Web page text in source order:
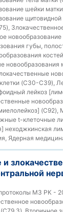
шейки
губы,
новообразования
(C30-C39),
лейкоз
(C92),
t-клеточные
неходжкинская
Ядерная
МЗ РК -